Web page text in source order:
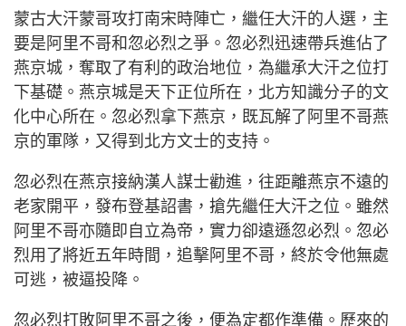
蒙古大汗蒙哥攻打南宋時陣亡，繼任大汗的人選，主
要是阿里不哥和忽必烈之爭。忽必烈迅速帶兵進佔了
燕京城，奪取了有利的政治地位，為繼承大汗之位打
下基礎。燕京城是天下正位所在，北方知識分子的文
化中心所在。忽必烈拿下燕京，既瓦解了阿里不哥燕
京的軍隊，又得到北方文士的支持。
忽必烈在燕京接納漢人謀士勸進，往距離燕京不遠的
老家開平，發布登基詔書，搶先繼任大汗之位。雖然
阿里不哥亦隨即自立為帝，實力卻遠遜忽必烈。忽必
烈用了將近五年時間，追擊阿里不哥，終於令他無處
可逃，被逼投降。
忽必烈打敗阿里不哥之後，便為定都作準備。歷來的